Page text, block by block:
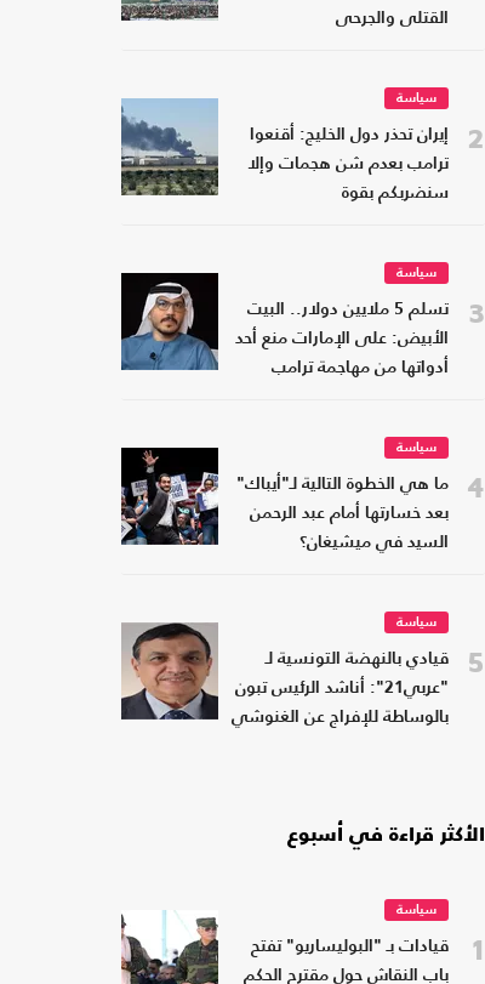
القتلى والجرحى
2
سياسة
إيران تحذر دول الخليج: أقنعوا
ترامب بعدم شن هجمات وإلا
سنضربكم بقوة
3
سياسة
تسلم 5 ملايين دولار.. البيت
الأبيض: على الإمارات منع أحد
أدواتها من مهاجمة ترامب
4
سياسة
ما هي الخطوة التالية لـ"أيباك"
بعد خسارتها أمام عبد الرحمن
السيد في ميشيغان؟
5
سياسة
قيادي بالنهضة التونسية لـ
"عربي21": أناشد الرئيس تبون
بالوساطة للإفراج عن الغنوشي
الأكثر قراءة في أسبوع
1
سياسة
قيادات بـ "البوليساريو" تفتح
باب النقاش حول مقترح الحكم